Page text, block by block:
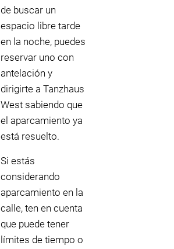
de buscar un
espacio libre tarde
en la noche, puedes
reservar uno con
antelación y
dirigirte a Tanzhaus
West sabiendo que
el aparcamiento ya
está resuelto.
Si estás
considerando
aparcamiento en la
calle, ten en cuenta
que puede tener
límites de tiempo o